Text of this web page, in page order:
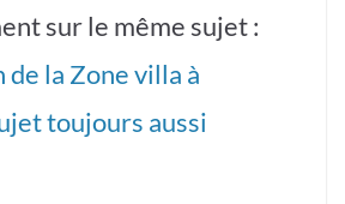
sur le même sujet :
la Zone villa à
toujours aussi